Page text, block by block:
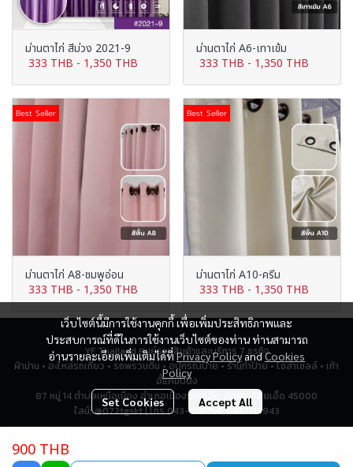
ม่านตาไก่ สีม่วง 2021-9
333 THB - 1,350 THB
ม่านตาไก่ A6-เทาเข้ม
333 THB - 1,350 THB
Best Seller
ม่านตาไก่ A8-ชมพูอ่อน
333 THB - 1,350 THB
Best Seller
ม่านตาไก่ A10-ครีม
333 THB - 1,350 THB
900 THB
เว็บไซต์นี้มีการใช้งานคุกกี้ เพื่อเพิ่มประสิทธิภาพและ
ประสบการณ์ที่ดีในการใช้งานเว็บไซต์ของท่าน ท่านสามารถ
อ่านรายละเอียดเพิ่มเติมได้ที่Privacy PolicyandCookies
Policy
Set Cookies Accept All
YF Thailand ศูนย์รวมสินค้าและบริการ 7 ธุรกิจ
ผ้าม่าน • อะไหล่รถเกี่ยว • รถพรวนดิน • อุปกรณ์ป้าย • ร้านทำป้าย • โซล่าเซลล์ • เก้า
อี้แคมป์ปิ้ง
87 หมู่ 14 ตำบลเหนือเมือง อำเภอเมืองร้อยเอ็ด จังหวัดร้อยเอ็ด 45000
ไลน์: @072tgskt | โทร 043-518259, 0951715943
Total Visitor2,806,444